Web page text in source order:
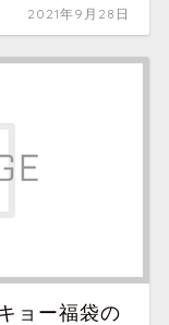
2021年9月28日
ョー福袋の